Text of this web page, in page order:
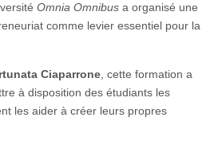
Omnia Omnibus a organisé une
comme levier essentiel pour la
Ciaparrone, cette formation a
à disposition des étudiants les
les aider à créer leurs propres